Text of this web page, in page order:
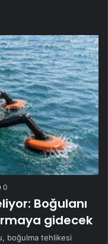
0
Boğulanı
gidecek
boğulma tehlikesi